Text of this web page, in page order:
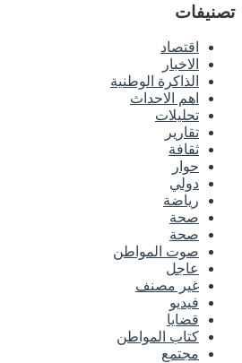
تصنيفات
اقتصاد
الاخبار
الذاكرة الوطنية
اهم الاحداث
تحليلات
تقارير
ثقافة
حوار
دولي
رياضة
صحة
صحة
صوت المواطن
عاجل
غير مصنف
فيديو
قضايا
كتاب المواطن
مجتمع